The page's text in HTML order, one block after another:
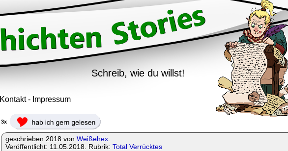
Schreib, wie du willst!
Kontakt- Impressum
3x
geschrieben 2018 von Weißehex
Veröffentlicht: 11.05.2018. Rubrik: Total Verrücktes